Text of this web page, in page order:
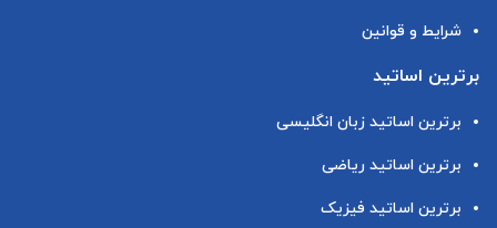
شرایط و قوانین
برترین اساتید
برترین اساتید زبان انگلیسی
برترین اساتید ریاضی
برترین اساتید فیزیک